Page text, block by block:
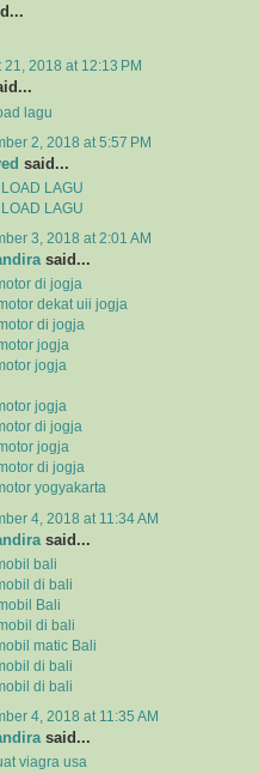
21, 2018 at 12:13 PM
lagu
2, 2018 at 5:57 PM
said...
LAGU
LAGU
3, 2018 at 2:01 AM
said...
di jogja
dekat uii jogja
di jogja
jogja
jogja
jogja
di jogja
jogja
di jogja
yogyakarta
4, 2018 at 11:34 AM
said...
bali
di bali
Bali
di bali
matic Bali
di bali
di bali
4, 2018 at 11:35 AM
said...
viagra usa